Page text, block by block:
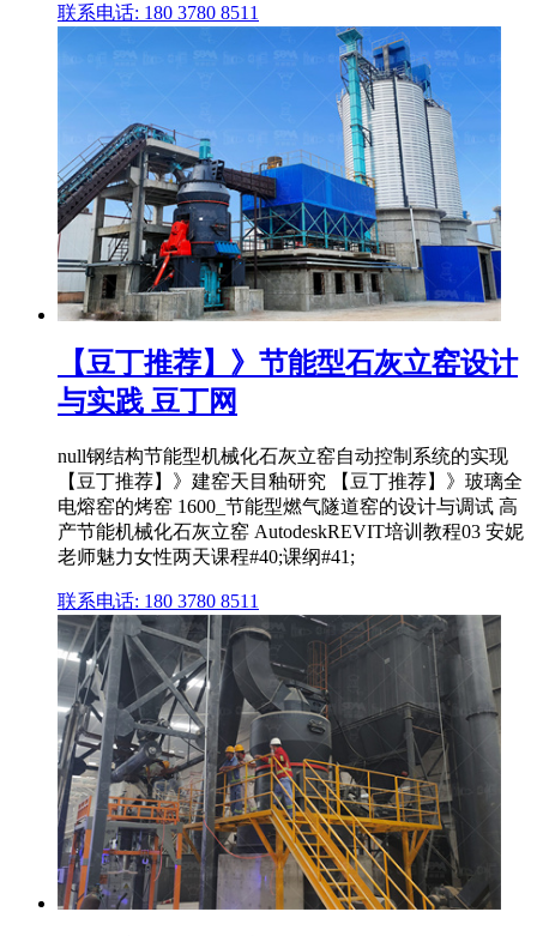
联系电话: 180 3780 8511
【豆丁推荐】》节能型石灰立窑设计
与实践 豆丁网
null钢结构节能型机械化石灰立窑自动控制系统的实现
【豆丁推荐】》建窑天目釉研究 【豆丁推荐】》玻璃全
电熔窑的烤窑 1600_节能型燃气隧道窑的设计与调试 高
产节能机械化石灰立窑 AutodeskREVIT培训教程03 安妮
老师魅力女性两天课程#40;课纲#41;
联系电话: 180 3780 8511